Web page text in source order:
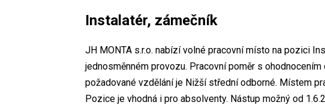
Instalatér, zámečník
JH MONTA s.r.o. nabízí volné pracovní místo na pozici
jednosměnném provozu. Pracovní poměr s
požadované vzdělání je Nižší střední odborné. Místem
Pozice je vhodná i pro absolventy. Nástup možný od